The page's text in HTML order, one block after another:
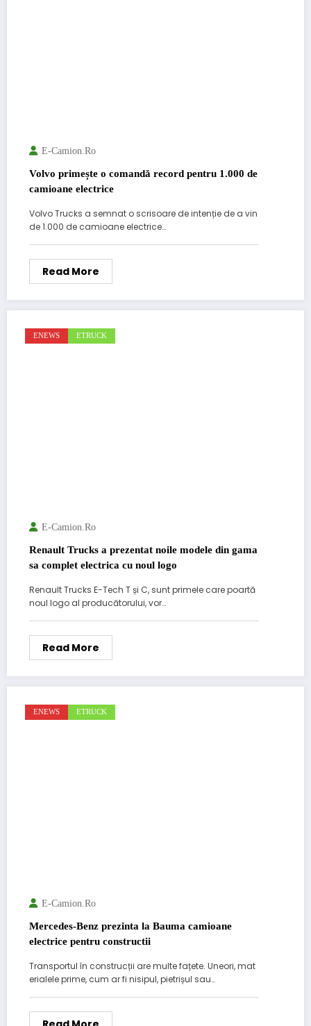
E-Camion.ro
Volvo primește o comandă record pentru 1.000 de
camioane electrice
Volvo Trucks a semnat o scrisoare de intenție de a vin
de 1.000 de camioane electrice…
Read More
ENEWS ETRUCK
E-Camion.ro
Renault Trucks a prezentat noile modele din gama
sa complet electrica cu noul logo
Renault Trucks E-Tech T și C, sunt primele care poartă
noul logo al producătorului, vor…
Read More
ENEWS ETRUCK
E-Camion.ro
Mercedes-Benz prezinta la Bauma camioane
electrice pentru constructii
Transportul în construcții are multe fațete. Uneori, mat
erialele prime, cum ar fi nisipul, pietrișul sau…